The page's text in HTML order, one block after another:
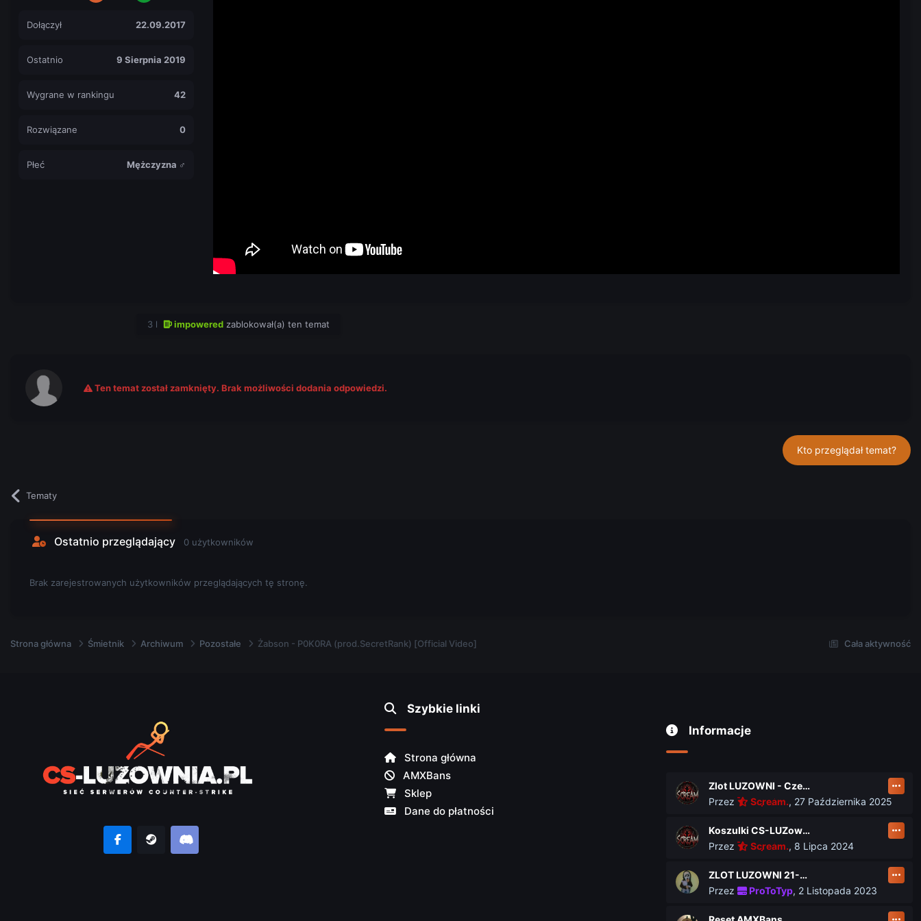
Dołączył 22.09.2017
Ostatnio 9 Sierpnia 2019
Wygrane w rankingu 42
Rozwiązane 0
Płeć Mężczyzna ♂
3 l impowered zablokował(a) ten temat
Ten temat został zamknięty. Brak możliwości dodania odpowiedzi.
Kto przeglądał temat?
Tematy
Ostatnio przeglądający 0 użytkowników
Brak zarejestrowanych użytkowników przeglądających tę stronę.
Cała aktywność
Strona główna Śmietnik Archiwum Pozostałe Żabson - P0K0RA (prod.SecretRank) [Official Video]
Szybkie linki
Strona główna
AMXBans
Sklep
Dane do płatności
Informacje
Zlot LUZOWNI - Czerwiec 2026
Przez
Scream., 27 Października 2025
Koszulki CS-LUZownia.pl
Przez
Scream., 8 Lipca 2024
ZLOT LUZOWNI 21-23 czerwca
Przez
ProToTyp, 2 Listopada 2023